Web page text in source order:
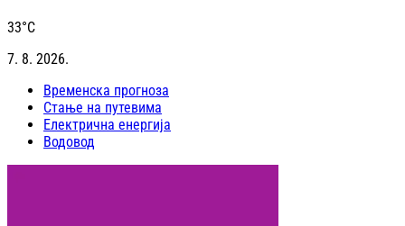
33°C
7. 8. 2026.
Временска прогноза
Стање на путевима
Електрична енергија
Водовод